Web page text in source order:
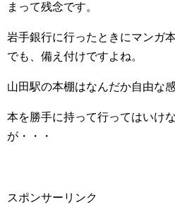
まって残念です。
岩手銀行に行ったときにマンガ
でも、備え付けですよね。
山田駅の本棚はなんだか自由な
本を勝手に持って行ってはいけ
が・・・
スポンサーリンク